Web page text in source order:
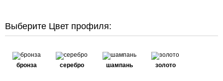
Выберите Цвет профиля:
бронза серебро шампань золото